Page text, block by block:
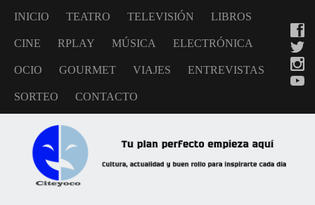
INICIO TEATRO TELEVISIÓN LIBROS
CINE RPLAY MÚSICA ELECTRÓNICA
OCIO GOURMET VIAJES ENTREVISTAS
SORTEO CONTACTO